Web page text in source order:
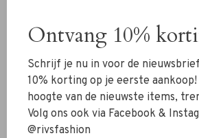
De shawl is gemaakt van een luxe mix
30% wol, 25% polyamide en 35%
heerlijk zacht aanvoelt en
lichtgewicht is.
✔ Luxe cashmere- en wolmix
✔ Zacht, warm en comfortabel
Ontvang 10%
Schrijf je nu in voor de
10% korting op je eerste
hoogte van de nieuwste items,
Volg ons ook via Facebook &
@rivsfashion